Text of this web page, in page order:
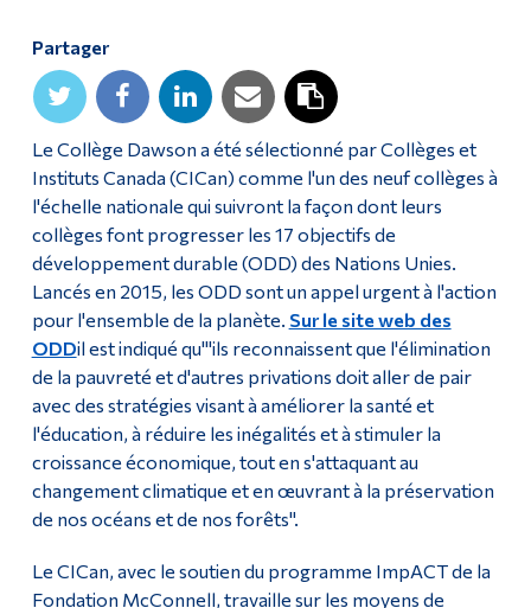
Partager
Le Collège Dawson a été sélectionné par Collèges et
Instituts Canada (CICan) comme l'un des neuf collèges à
l'échelle nationale qui suivront la façon dont leurs
collèges font progresser les 17 objectifs de
développement durable (ODD) des Nations Unies.
Lancés en 2015, les ODD sont un appel urgent à l'action
pour l'ensemble de la planète. Sur le site web des
ODDil est indiqué qu'"ils reconnaissent que l'élimination
de la pauvreté et d'autres privations doit aller de pair
avec des stratégies visant à améliorer la santé et
l'éducation, à réduire les inégalités et à stimuler la
croissance économique, tout en s'attaquant au
changement climatique et en œuvrant à la préservation
de nos océans et de nos forêts".
Le CICan, avec le soutien du programme ImpACT de la
Fondation McConnell, travaille sur les moyens de